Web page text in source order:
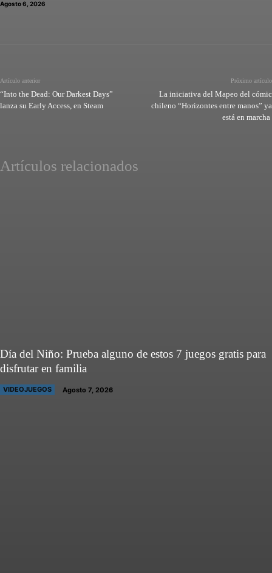
Agosto 6, 2026
Artículo anterior
“Into the Dead: Our Darkest Days”
lanza su Early Access, en Steam
Próximo artículo
La iniciativa del Mapeo del cómic
chileno “Horizontes entre manos” ya
está en marcha
Artículos relacionados
Día del Niño: Prueba alguno de estos 7 juegos gratis para
disfrutar en familia
VIDEOJUEGOS Agosto 7, 2026